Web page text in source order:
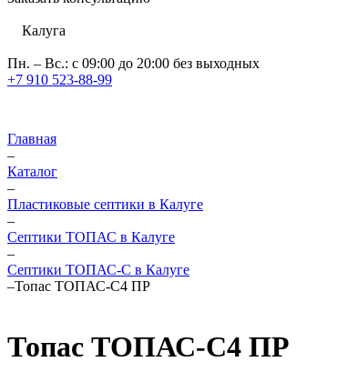
Калуга
Пн. – Вс.: с 09:00 до 20:00 без выходных
+7 910 523-88-99
Главная
–
Каталог
–
Пластиковые септики в Калуге
–
Септики ТОПАС в Калуге
–
Септики ТОПАС-С в Калуге
–Топас ТОПАС-С4 ПР
Топас ТОПАС-С4 ПР